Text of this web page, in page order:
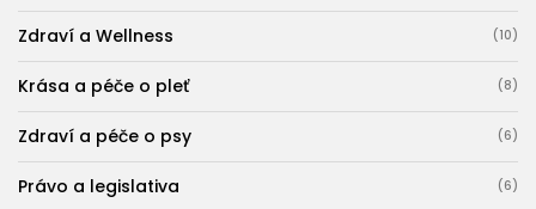
Zdraví a Wellness (10)
Krása a péče o pleť (8)
Zdraví a péče o psy (6)
Právo a legislativa (6)